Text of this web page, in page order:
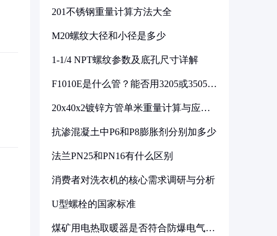
201不锈钢重量计算方法大全
M20螺纹大径和小径是多少
1-1/4 NPT螺纹参数及底孔尺寸详解
F1010E是什么管？能否用3205或3505代
20x40x2镀锌方管单米重量计算与应用
抗渗混凝土中P6和P8膨胀剂分别加多少
法兰PN25和PN16有什么区别
消费者对洗衣机的核心需求调研与分析
U型螺栓的国家标准
煤矿用电热取暖器是否符合防爆电气设